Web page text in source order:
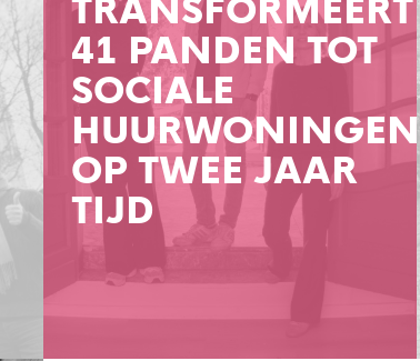
41 PANDEN TOT
SOCIALE
HUURWONINGEN
OP TWEE JAAR
TIJD